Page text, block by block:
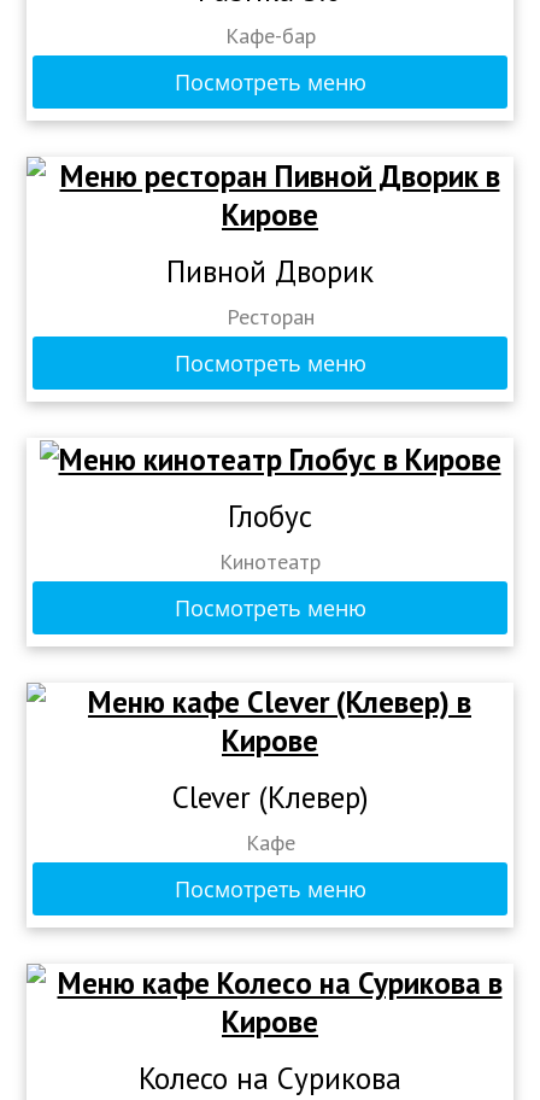
Кафе-бар
Посмотреть меню
Пивной Дворик
Ресторан
Посмотреть меню
Глобус
Кинотеатр
Посмотреть меню
Сlever (Клевер)
Кафе
Посмотреть меню
Колесо на Сурикова